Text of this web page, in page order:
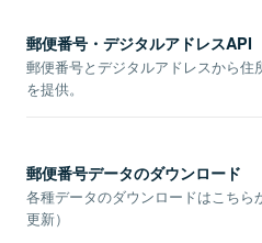
郵便番号・デジタルアドレスAPI
郵便番号とデジタルアドレスから住
を提供。
郵便番号データのダウンロード
各種データのダウンロードはこちら
更新）